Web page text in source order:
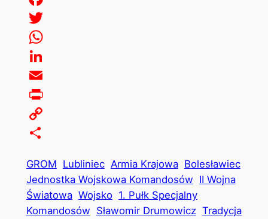
Facebook
Twitter
WhatsApp
LinkedIn
Email
Print
Copy
GROM Lubliniec Armia Krajowa Bolesławiec
Jednostka Wojskowa Komandosów II Wojna
Światowa Wojsko 1. Pułk Specjalny
Komandosów Sławomir Drumowicz Tradycja